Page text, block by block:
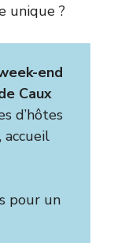
unique ?
end
Caux
d’hôtes
pour un